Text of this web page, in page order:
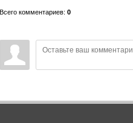
Всего комментариев: 0